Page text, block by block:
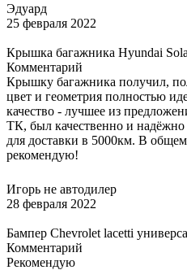
Эдуард
25 февраля 2022
Крышка багажника Hyundai
Комментарий
Крышку багажника получил,
цвет и геометрия полностью
качество - лучшее из
ТК, был качественно и
для доставки в 5000км. В
рекомендую!
Игорь не автодилер
28 февраля 2022
Бампер Chevrolet lacetti
Комментарий
Рекомендую